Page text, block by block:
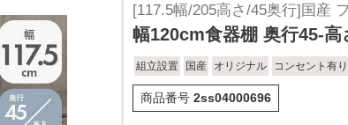
[117.5幅/205高さ/45奥行]国産
幅120cm食器棚 奥行45-高
組立設置 国産 オリジナル コンセント有り
商品番号 2ss04000696